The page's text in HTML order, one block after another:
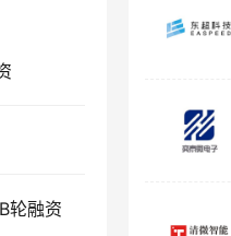
轮融资